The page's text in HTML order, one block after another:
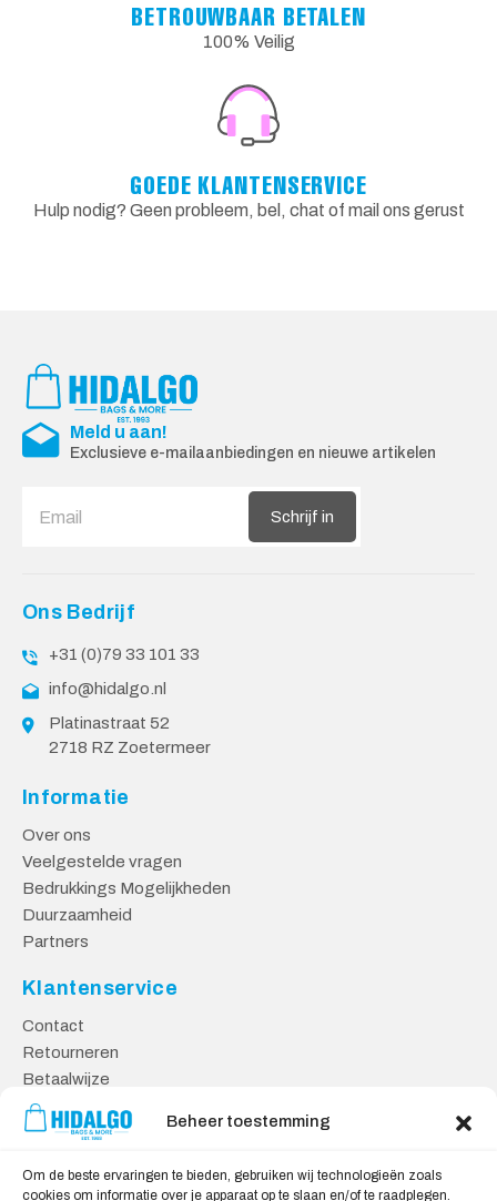
Beheer toestemming
Om de beste ervaringen te bieden, gebruiken wij technologieën zoals
cookies om informatie over je apparaat op te slaan en/of te raadplegen.
BETROUWBAAR BETALEN
100% Veilig
GOEDE KLANTENSERVICE
Hulp nodig? Geen probleem, bel, chat of mail ons gerust
Meld u aan!
Exclusieve e-mailaanbiedingen en nieuwe artikelen
Schrijf in
Ons Bedrijf
+31 (0)79 33 101 33
info@hidalgo.nl
Platinastraat 52
2718 RZ Zoetermeer
Informatie
Over ons
Veelgestelde vragen
Bedrukkings Mogelijkheden
Duurzaamheid
Partners
Klantenservice
Contact
Retourneren
Betaalwijze
Kennisbank
Algemene Voorwaarden